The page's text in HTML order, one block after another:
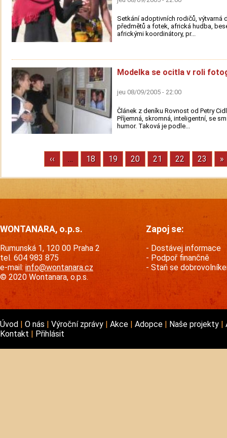
Setkání adoptivních rodičů, výtvarná
předmětů a fotek, africká hudba,
africkými koordinátory, pr...
Modelka se ocitla v roli
jeu 08/09/2005 - 22:00
Článek z deníku Rovnost od Petry
Příjemná, skromná, inteligentní, se
humor. Taková je podle...
Pagination
Previous
page
‹‹ … Stránka
18 Stránka
19 Stránka
20 Stránka
21 Stránka
22 Stránka
23 »
WONTANARA, o.p.s.
Rumunská 1, 120 00 Praha 2
tel. 604 983 875
e-mail: info@wontanara.cz
© 2020 Wontanara, o.p.s.
Zapoj se:
Dostávej informace
Podpoř finančně
Staň se
Úvod O nás Výroční zprávy Akce Adopce Naše projekty
Kontakt
Přihlásit